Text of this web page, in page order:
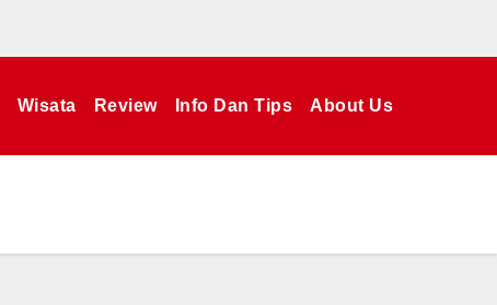
Wisata Review Info Dan Tips About Us